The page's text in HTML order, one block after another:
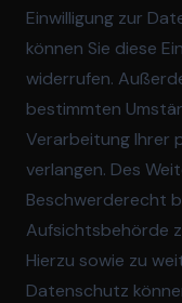
Einwilligung zur
können Sie diese
widerrufen.
bestimmten
Verarbeitung Ihrer
verlangen. Des
Beschwerderecht
Aufsichtsbehörde
Hierzu sowie zu
Datenschutz